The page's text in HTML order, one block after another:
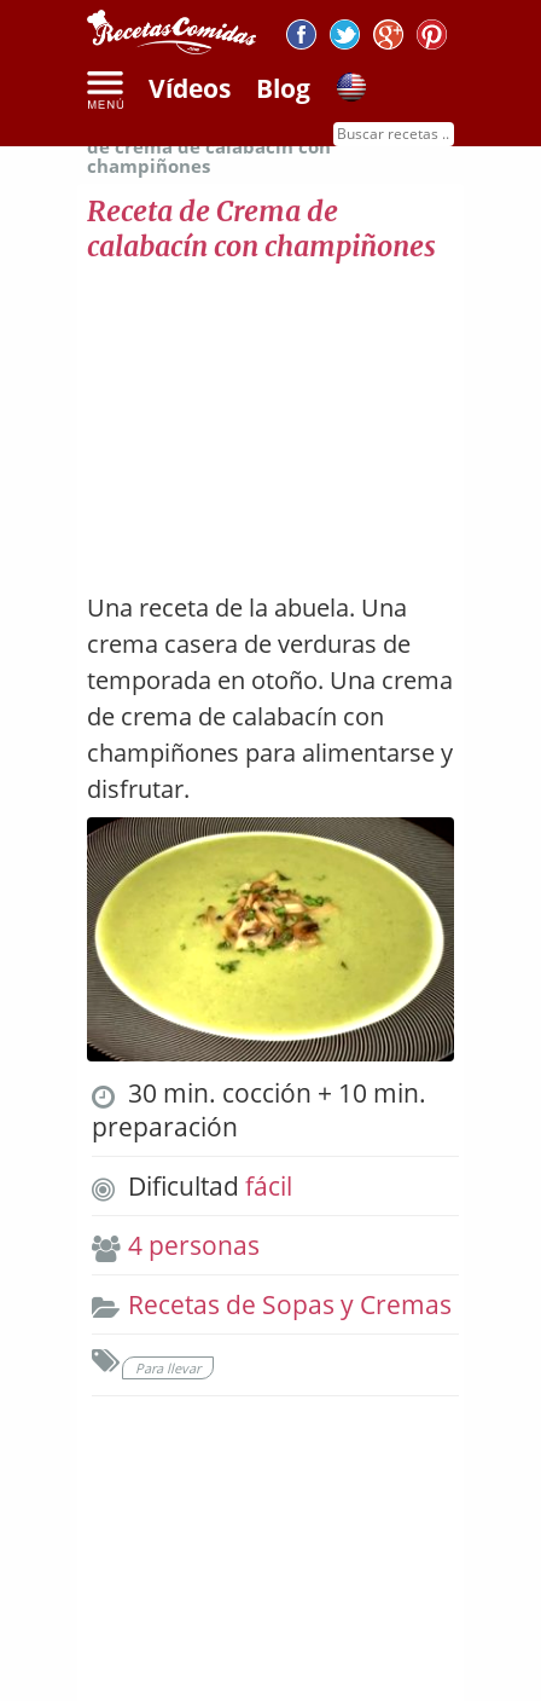
Vídeos Blog
Recetas de sopas y cremas
Receta
de crema de calabacín con
champiñones
Receta de Crema de
calabacín con champiñones
Una receta de la abuela. Una
crema casera de verduras de
temporada en otoño. Una crema
de crema de calabacín con
champiñones para alimentarse y
disfrutar.
30 min. cocción + 10 min.
preparación
Dificultad fácil
4 personas
Recetas de Sopas y Cremas
Para llevar